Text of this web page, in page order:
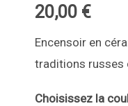
20,00 €
Encensoir en
traditions russes
Choisissez la
céramique